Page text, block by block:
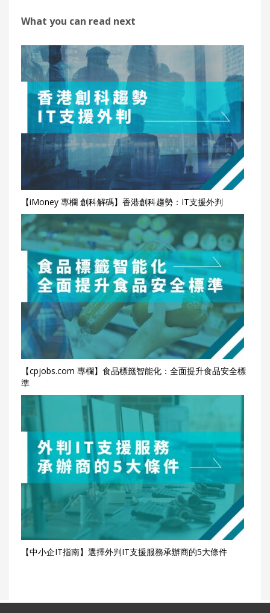
What you can read next
【iMoney 專欄 創科解碼】香港創科趨勢：IT支援外判
【cpjobs.com 專欄】食品標籤智能化：全面提升食品安全標
準
【中小企IT指南】選擇外判IT支援服務承辦商的5大條件